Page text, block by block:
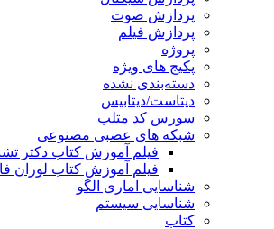
پردازش صوت
پردازش فیلم
پروژه
پکیج های ویژه
دسته‌بندی نشده
دیتاست/دیتابیس
سورس کد متلب
شبکه های عصبی مصنوعی
فیلم آموزش کتاب دکتر
فیلم آموزش کتاب لوران
شناسایی اماری الگو
شناسایی سیستم
کتاب